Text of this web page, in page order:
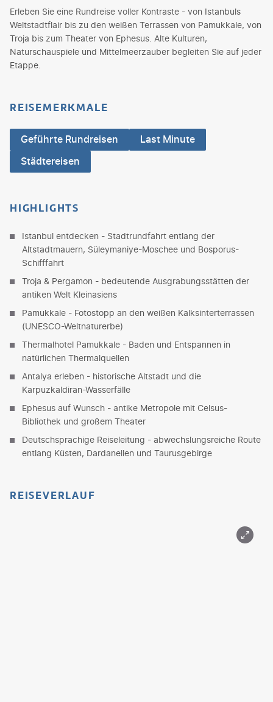
Erleben Sie eine Rundreise voller Kontraste - von Istanbuls
Weltstadtflair bis zu den weißen Terrassen von Pamukkale, von
Troja bis zum Theater von Ephesus. Alte Kulturen,
Naturschauspiele und Mittelmeerzauber begleiten Sie auf jeder
Etappe.
REISEMERKMALE
Geführte Rundreisen
Last Minute
Städtereisen
HIGHLIGHTS
Istanbul entdecken - Stadtrundfahrt entlang der
Altstadtmauern, Süleymaniye-Moschee und Bosporus-
Schifffahrt
Troja & Pergamon - bedeutende Ausgrabungsstätten der
antiken Welt Kleinasiens
Pamukkale - Fotostopp an den weißen Kalksinterterrassen
(UNESCO-Weltnaturerbe)
Thermalhotel Pamukkale - Baden und Entspannen in
natürlichen Thermalquellen
Antalya erleben - historische Altstadt und die
Karpuzkaldiran-Wasserfälle
Ephesus auf Wunsch - antike Metropole mit Celsus-
Bibliothek und großem Theater
Deutschsprachige Reiseleitung - abwechslungsreiche Route
entlang Küsten, Dardanellen und Taurusgebirge
REISEVERLAUF